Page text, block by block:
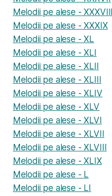
Melodii pe alese - XXXVIII
Melodii pe alese - XXXIX
Melodii pe alese - XL
Melodii pe alese - XLI
Melodii pe alese - XLII
Melodii pe alese - XLIII
Melodii pe alese - XLIV
Melodii pe alese - XLV
Melodii pe alese - XLVI
Melodii pe alese - XLVII
Melodii pe alese - XLVIII
Melodii pe alese - XLIX
Melodii pe alese - L
Melodii pe alese - LI